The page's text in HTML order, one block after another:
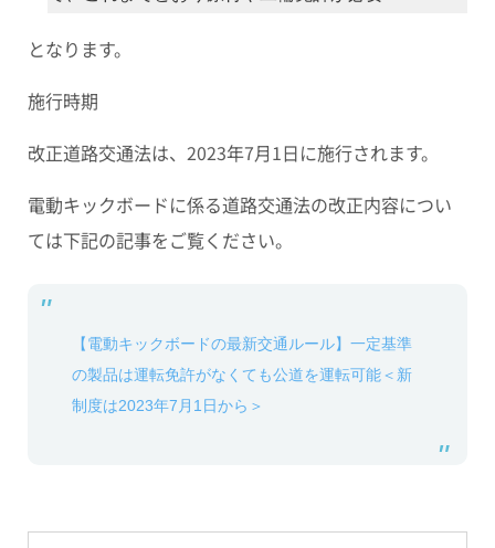
となります。
施行時期
改正道路交通法は、2023年7月1日に施行されます。
電動キックボードに係る道路交通法の改正内容につい
ては下記の記事をご覧ください。
【電動キックボードの最新交通ルール】一定基準
の製品は運転免許がなくても公道を運転可能＜新
制度は2023年7月1日から＞